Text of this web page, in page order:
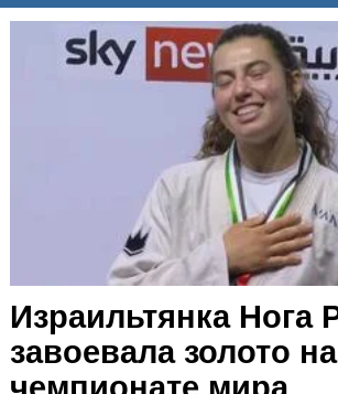
Израильтянка Нога
завоевала золото на
чемпионате мира